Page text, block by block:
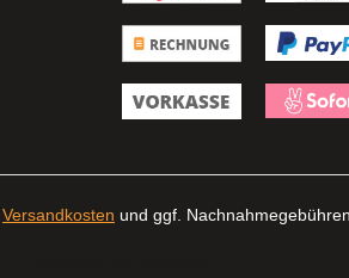
Versandkosten und ggf.